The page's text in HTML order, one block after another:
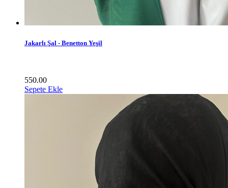
Jakarlı Şal - Benetton Yeşil
550.00
Sepete Ekle